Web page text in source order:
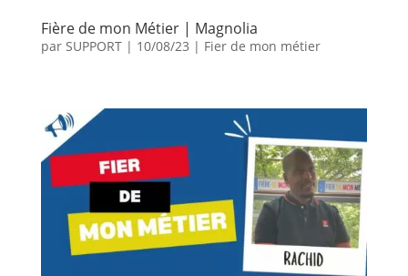
Fière de mon Métier | Magnolia
par SUPPORT| 10/08/23 | Fier de mon métier